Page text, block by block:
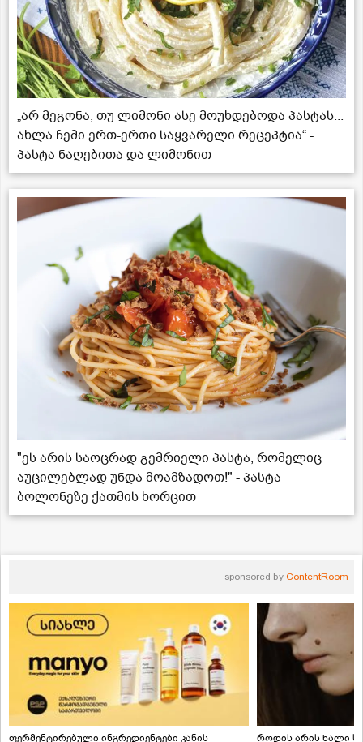
„არ მეგონა, თუ ლიმონი ასე მოუხდებოდა პასტას...
ახლა ჩემი ერთ-ერთი საყვარელი რეცეპტია“ -
პასტა ნაღებითა და ლიმონით
"ეს არის საოცრად გემრიელი პასტა, რომელიც
აუცილებლად უნდა მოამზადოთ!" - პასტა
ბოლონეზე ქათმის ხორცით
sponsored by ContentRoom
ფერმენტირებული ინგრედიენტები კანის როდის არის ხალი